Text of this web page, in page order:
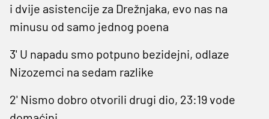
i dvije asistencije za Drežnjaka, evo nas na
minusu od samo jednog poena
3' U napadu smo potpuno bezidejni, odlaze
Nizozemci na sedam razlike
2' Nismo dobro otvorili drugi dio, 23:19 vode